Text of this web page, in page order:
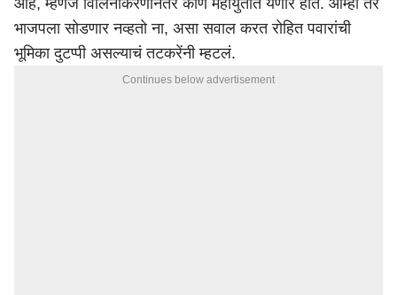
आहे, म्हणजे विलिनीकरणानंतर कोण महायुतीत येणार होतं. आम्ही तर
भाजपला सोडणार नव्हतो ना, असा सवाल करत रोहित पवारांची
भूमिका दुटप्पी असल्याचं तटकरेंनी म्हटलं.
Continues below advertisement